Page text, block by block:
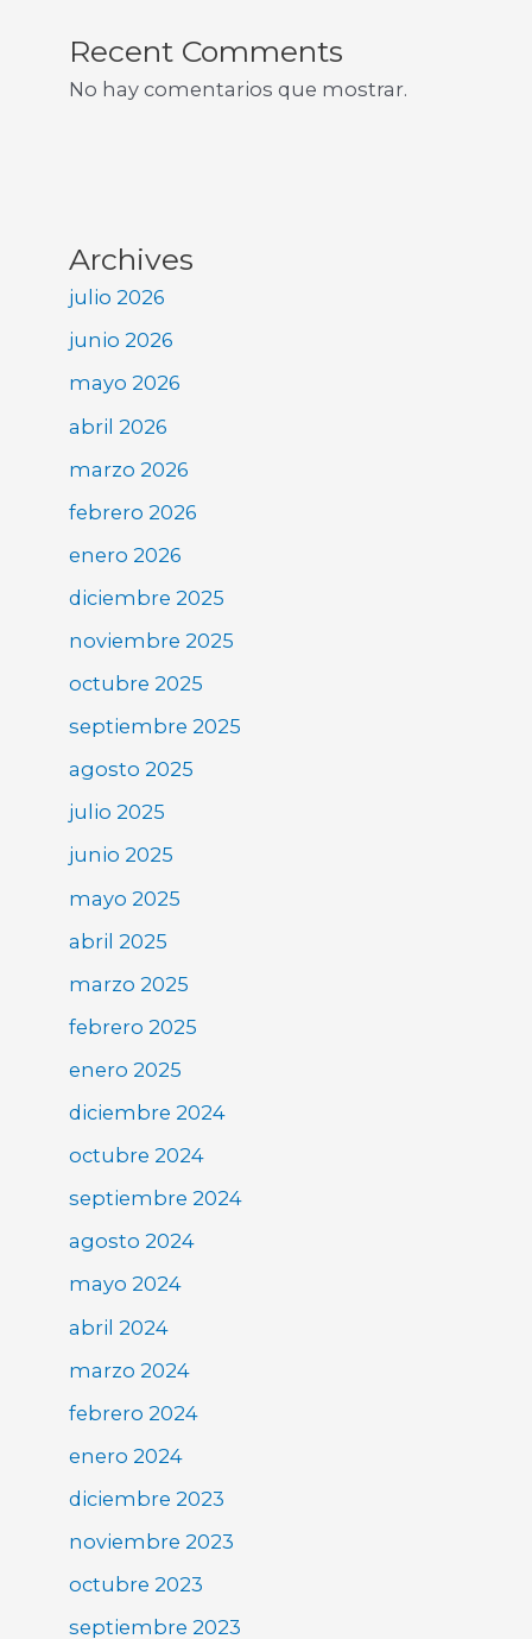
Recent Comments
No hay comentarios que mostrar.
Archives
julio 2026
junio 2026
mayo 2026
abril 2026
marzo 2026
febrero 2026
enero 2026
diciembre 2025
noviembre 2025
octubre 2025
septiembre 2025
agosto 2025
julio 2025
junio 2025
mayo 2025
abril 2025
marzo 2025
febrero 2025
enero 2025
diciembre 2024
octubre 2024
septiembre 2024
agosto 2024
mayo 2024
abril 2024
marzo 2024
febrero 2024
enero 2024
diciembre 2023
noviembre 2023
octubre 2023
septiembre 2023